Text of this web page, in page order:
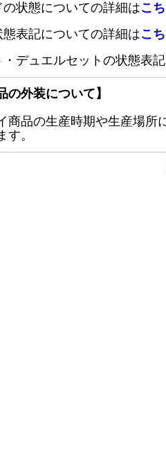
状態についての詳細はこ
表記についての詳細はこ
デュエルセットの状態表
の外装について】
商品の生産時期や生産場所
す。